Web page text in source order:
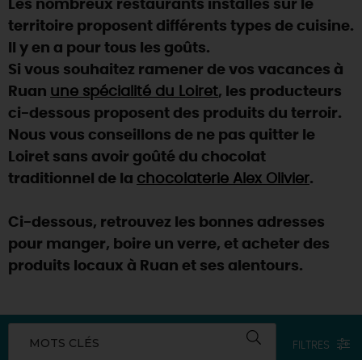
TOUTES LES ACTIVITÉS
Visitesgourmandeset créatives
Vins et vignobles
Chic, une aire de pique-nique
Par ici lesguinguettes
Que rapporter du Loiret ?
La Route desMétiers d'Art
TOUT L'ART DE VIVRE
Des vacances auprès des animaux 🐎
(re)Découvrir les coulisses de la Faïencerie de
Gien !
Expérimenterles parcours Baludik🕵️
Une saison de festivals 🎉
Rendez-vous de la nature en 2026
Programme des animations "Loiret au fil de l'eau"
2026
Où sortir ?
SE REPÉRER,SE DÉPLACER
INFOS &SERVICES
RÉSERVER MAINTENANT
Les nombreux restaurants installés sur le
territoire proposent différents types de cuisine.
Il y en a pour tous les goûts.
Si vous souhaitez ramener de vos vacances à
Ruan une spécialité du Loiret, les producteurs
ci-dessous proposent des produits du terroir.
Nous vous conseillons de ne pas quitter le
Loiret sans avoir goûté du chocolat
traditionnel de la chocolaterie Alex Olivier.
Ci-dessous, retrouvez les bonnes adresses
pour manger, boire un verre, et acheter des
produits locaux à Ruan et ses alentours.
MOTS CLÉS FILTRES